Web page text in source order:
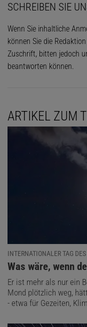
SCHREIBEN SIE
Wenn Sie inhaltliche
können Sie die Redaktion
Zuschrift, bitten jedoch
beantworten können.
ARTIKEL ZUM
INTERNATIONALER TAG
:
Was wäre, wenn
Er ist mehr als nur ein
Mond plötzlich weg,
- etwa für Gezeiten,